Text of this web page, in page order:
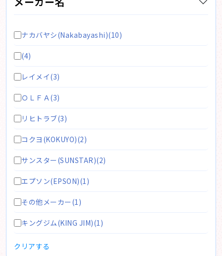
ナカバヤシ(Nakabayashi)(10)
(4)
レイメイ(3)
ＯＬＦＡ(3)
リヒトラブ(3)
コクヨ(KOKUYO)(2)
サンスター(SUNSTAR)(2)
エプソン(EPSON)(1)
その他メーカー(1)
キングジム(KING JIM)(1)
クリアする